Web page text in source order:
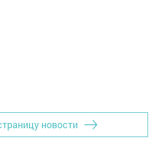
новости